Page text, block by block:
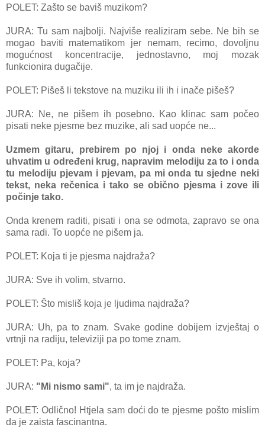
POLET: Zašto se baviš muzikom?
JURA: Tu sam najbolji. Najviše realiziram sebe. Ne bih se
mogao baviti matematikom jer nemam, recimo, dovoljnu
mogućnost koncentracije, jednostavno, moj mozak
funkcionira dugačije.
POLET: Pišeš li tekstove na muziku ili ih i inače pišeš?
JURA: Ne, ne pišem ih posebno. Kao klinac sam počeo
pisati neke pjesme bez muzike, ali sad uopće ne...
Uzmem gitaru, prebirem po njoj i onda neke akorde
uhvatim u određeni krug, napravim melodiju za to i onda
tu melodiju pjevam i pjevam, pa mi onda tu sjedne neki
tekst, neka rečenica i tako se obično pjesma i zove ili
počinje tako.
Onda krenem raditi, pisati i ona se odmota, zapravo se ona
sama radi. To uopće ne pišem ja.
POLET: Koja ti je pjesma najdraža?
JURA: Sve ih volim, stvarno.
POLET: Što misliš koja je ljudima najdraža?
JURA: Uh, pa to znam. Svake godine dobijem izvještaj o
vrtnji na radiju, televiziji pa po tome znam.
POLET: Pa, koja?
JURA: "Mi nismo sami", ta im je najdraža.
POLET: Odlično! Htjela sam doći do te pjesme pošto mislim
da je zaista fascinantna.